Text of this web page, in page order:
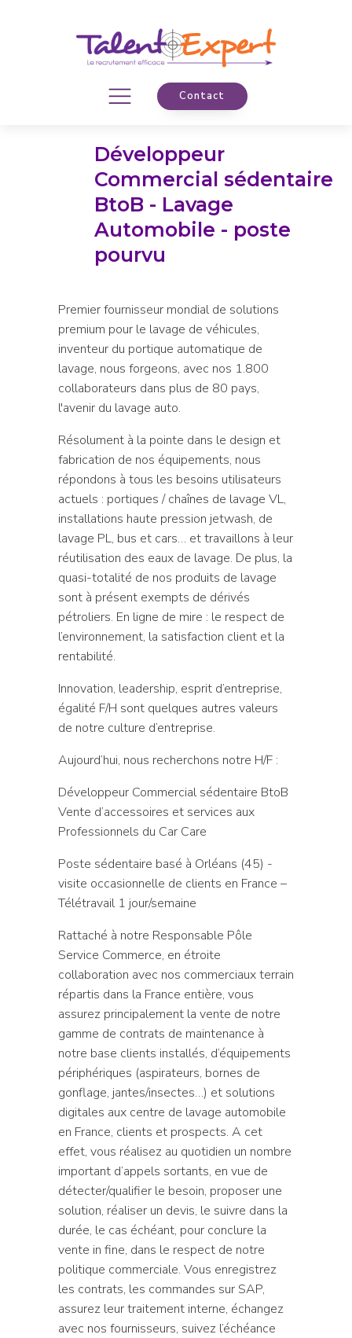
Contact
Développeur
Commercial sédentaire
BtoB - Lavage
Automobile - poste
pourvu
Premier fournisseur mondial de solutions
premium pour le lavage de véhicules,
inventeur du portique automatique de
lavage, nous forgeons, avec nos 1.800
collaborateurs dans plus de 80 pays,
l'avenir du lavage auto.
Résolument à la pointe dans le design et
fabrication de nos équipements, nous
répondons à tous les besoins utilisateurs
actuels : portiques / chaînes de lavage VL,
installations haute pression jetwash, de
lavage PL, bus et cars… et travaillons à leur
réutilisation des eaux de lavage. De plus, la
quasi-totalité de nos produits de lavage
sont à présent exempts de dérivés
pétroliers. En ligne de mire : le respect de
l’environnement, la satisfaction client et la
rentabilité.
Innovation, leadership, esprit d’entreprise,
égalité F/H sont quelques autres valeurs
de notre culture d’entreprise.
Aujourd’hui, nous recherchons notre H/F :
Développeur Commercial sédentaire BtoB
Vente d’accessoires et services aux
Professionnels du Car Care
Poste sédentaire basé à Orléans (45) -
visite occasionnelle de clients en France –
Télétravail 1 jour/semaine
Rattaché à notre Responsable Pôle
Service Commerce, en étroite
collaboration avec nos commerciaux terrain
répartis dans la France entière, vous
assurez principalement la vente de notre
gamme de contrats de maintenance à
notre base clients installés, d’équipements
périphériques (aspirateurs, bornes de
gonflage, jantes/insectes…) et solutions
digitales aux centre de lavage automobile
en France, clients et prospects. A cet
effet, vous réalisez au quotidien un nombre
important d’appels sortants, en vue de
détecter/qualifier le besoin, proposer une
solution, réaliser un devis, le suivre dans la
durée, le cas échéant, pour conclure la
vente in fine, dans le respect de notre
politique commerciale. Vous enregistrez
les contrats, les commandes sur SAP,
assurez leur traitement interne, échangez
avec nos fournisseurs, suivez l’échéance